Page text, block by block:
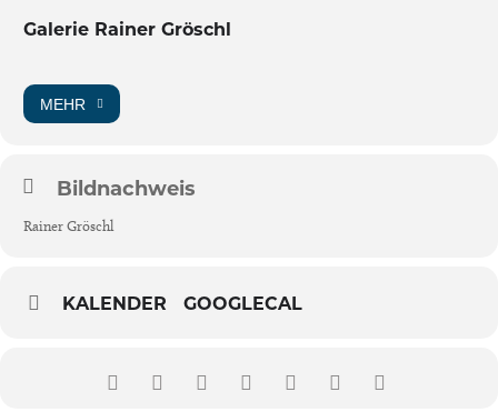
Galerie Rainer Gröschl
MEHR
Bildnachweis
Rainer Gröschl
KALENDER GOOGLECAL